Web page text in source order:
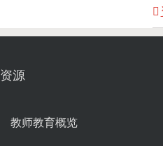
资源
教师教育概览